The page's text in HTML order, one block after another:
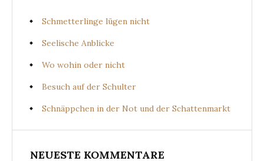
Schmetterlinge lügen nicht
Seelische Anblicke
Wo wohin oder nicht
Besuch auf der Schulter
Schnäppchen in der Not und der Schattenmarkt
NEUESTE KOMMENTARE